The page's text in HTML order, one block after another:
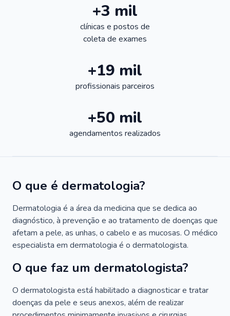
+3 mil
clínicas e postos de
coleta de exames
+19 mil
profissionais parceiros
+50 mil
agendamentos realizados
O que é dermatologia?
Dermatologia é a área da medicina que se dedica ao
diagnóstico, à prevenção e ao tratamento de doenças que
afetam a pele, as unhas, o cabelo e as mucosas. O médico
especialista em dermatologia é o dermatologista.
O que faz um dermatologista?
O dermatologista está habilitado a diagnosticar e tratar
doenças da pele e seus anexos, além de realizar